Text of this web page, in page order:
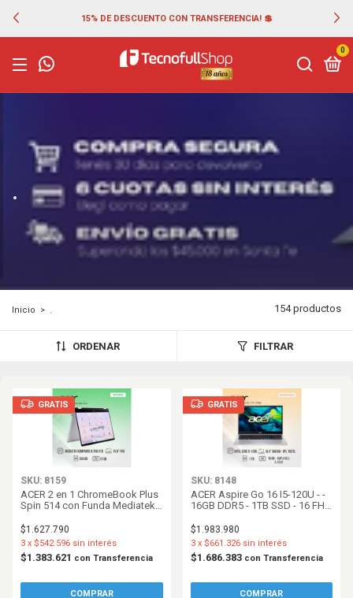
15% DE DESCUENTO CON TRANSFERENCIA! 💲
0
.
Inicio > . 154 productos
ORDENAR FILTRAR
GRATIS
SKU: 8159
ACER 2 en 1 ChromeBook Plus
Spin 514 con Funda Mediatek
256GB UFS - 14 FHD Tactil -
ChromeOS - Silver
$1.627.790
$1.383.621 con Transferencia
3 x $542.596 sin interés
GRATIS
SKU: 8148
ACER Aspire Go 16 I5-120U - -
16GB DDR5 - 1TB SSD - 16 FHD
$1.983.980
$1.686.383 con Transferencia
3 x $661.326 sin interés